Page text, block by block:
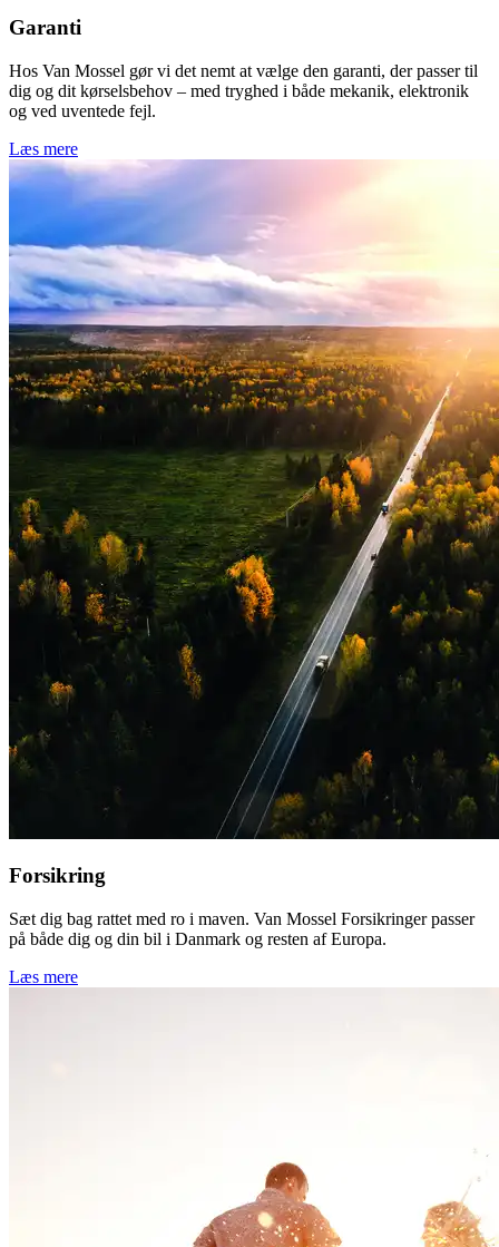
Garanti
Hos Van Mossel gør vi det nemt at vælge den garanti, der passer til
dig og dit kørselsbehov – med tryghed i både mekanik, elektronik
og ved uventede fejl.
Læs mere
Forsikring
Sæt dig bag rattet med ro i maven. Van Mossel Forsikringer passer
på både dig og din bil i Danmark og resten af Europa.
Læs mere